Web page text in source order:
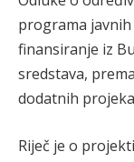
programa javnih
finansiranje iz
sredstava,
dodatnih
Riječ je o